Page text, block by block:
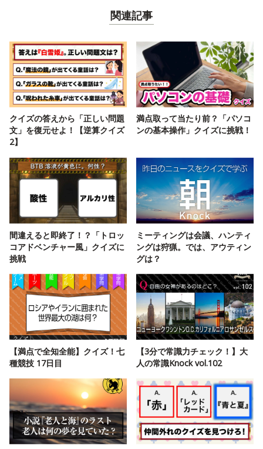
関連記事
クイズの答えから「正しい問題
文」を復元せよ！【逆算クイズ
2】
満点取って当たり前？「パソコ
ンの基本操作」クイズに挑戦！
間違えると即終了！？「トロッ
コアドベンチャー風」クイズに
挑戦
ミーティングは会議、ハンティ
ングは狩猟。では、アウティン
グは？
【満点で全知全能】クイズ！七
種競技 17日目
【3分で常識力チェック！】大
人の常識Knock vol.102